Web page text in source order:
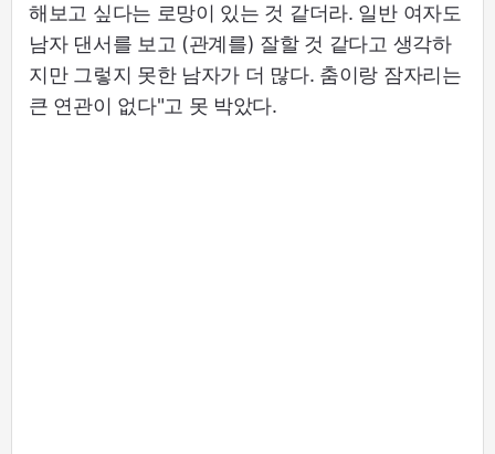
해보고 싶다는 로망이 있는 것 같더라. 일반 여자도
남자 댄서를 보고 (관계를) 잘할 것 같다고 생각하
지만 그렇지 못한 남자가 더 많다. 춤이랑 잠자리는
큰 연관이 없다"고 못 박았다.